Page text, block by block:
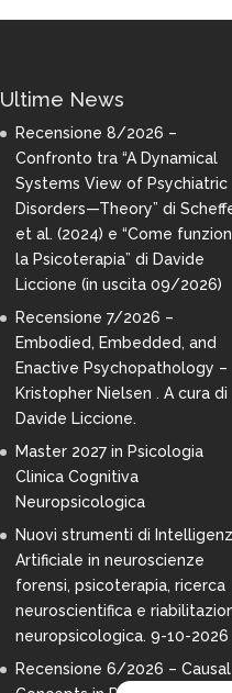
Ultime News
Recensione 8/2026 –
Confronto tra “A Dynamical
Systems View of Psychiatric
Disorders—Theory” di
et al. (2024) e “Come
la Psicoterapia” di Davide
Liccione (in uscita 09/2026)
Recensione 7/2026 –
Embodied, Embedded, and
Enactive Psychopathology –
Kristopher Nielsen . A cura di
Davide Liccione.
Master 2027 in Psicologia
Clinica Cognitiva
Neuropsicologica
Nuovi strumenti di
Artificiale in neuroscienze
forensi, psicoterapia, ricerca
neuroscientifica e
neuropsicologica. 9-10-2026
Recensione 6/2026 – Causal